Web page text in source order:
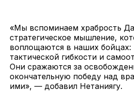
«Мы вспоминаем храбрость
стратегическое мышление,
воплощаются в наших бойцах:
тактической гибкости и
Они сражаются за
окончательную победу над
ими», — добавил Нетаниягу.